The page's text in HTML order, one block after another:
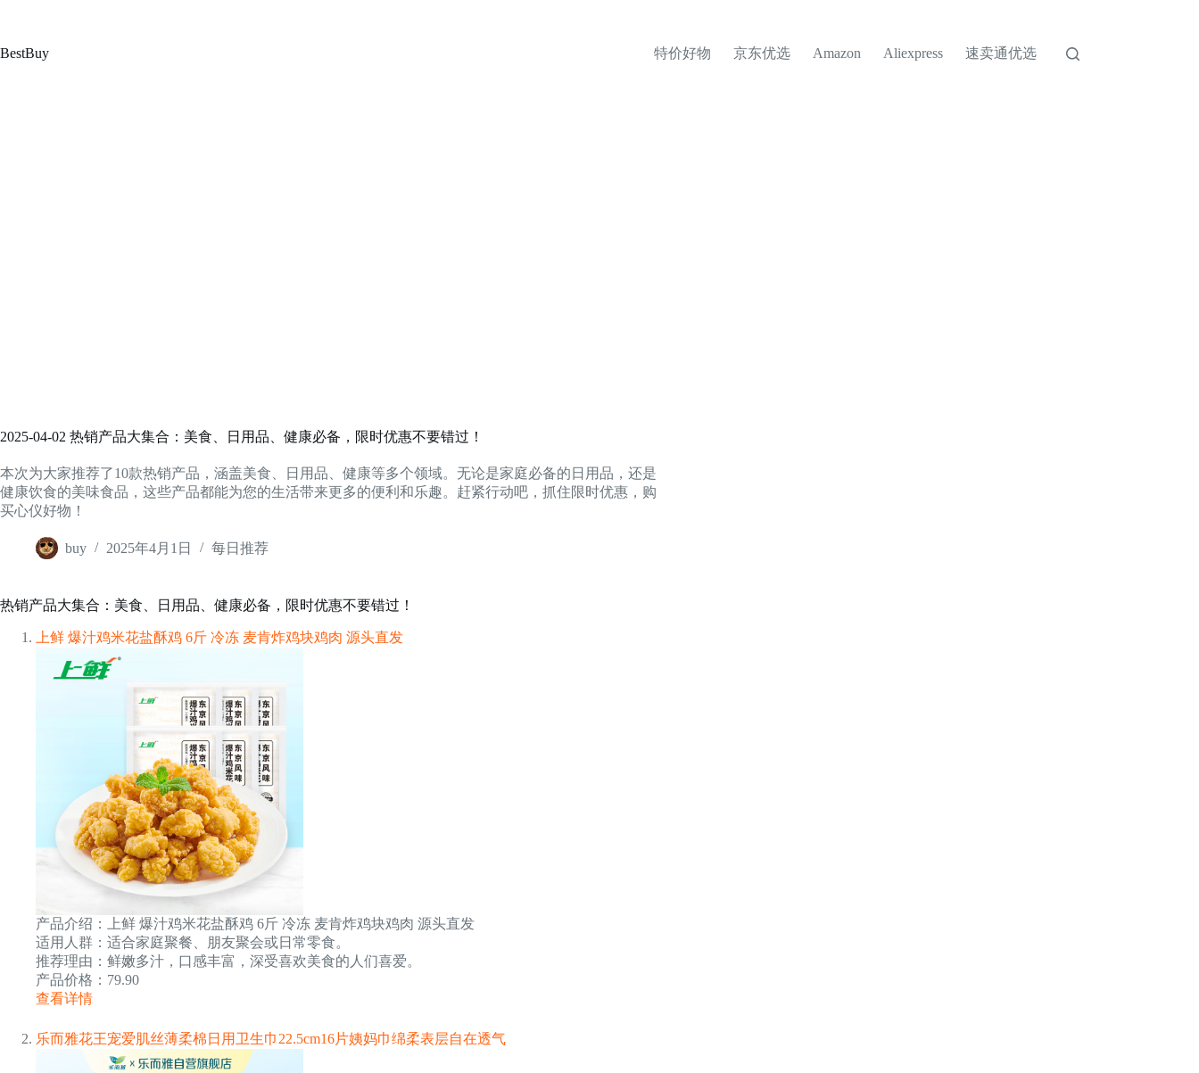
内
BestBuy 特价好物 京东优选 Amazon Aliexpress 速卖通优选
2025-04-02 热销产品大集合：美食、日用品、健康必备，限时优惠不要错过！
本次为大家推荐了10款热销产品，涵盖美食、日用品、健康等多个领域。无论是家庭必备的日用品，还是
健康饮食的美味食品，这些产品都能为您的生活带来更多的便利和乐趣。赶紧行动吧，抓住限时优惠，购
买心仪好物！
buy 2025年4月1日 每日推荐
热销产品大集合：美食、日用品、健康必备，限时优惠不要错过！
上鲜 爆汁鸡米花盐酥鸡 6斤 冷冻 麦肯炸鸡块鸡肉 源头直发
产品介绍：上鲜 爆汁鸡米花盐酥鸡 6斤 冷冻 麦肯炸鸡块鸡肉 源头直发
适用人群：适合家庭聚餐、朋友聚会或日常零食。
推荐理由：鲜嫩多汁，口感丰富，深受喜欢美食的人们喜爱。
产品价格：79.90
查看详情
乐而雅花王宠爱肌丝薄柔棉日用卫生巾22.5cm16片姨妈巾绵柔表层自在透气